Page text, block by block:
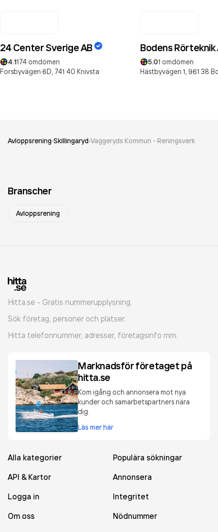
24 Center Sverige AB
4.1174 omdömen
Forsbyvägen 6D, 741 40 Knivsta
Bodens Rörteknik
5.01 omdömen
Hästbyvägen 1, 961 38
Avloppsrening Skillingaryd Vaggeryds Kommun - Reningsverk
Branscher
Avloppsrening
Hitta.se - Gratis nummerupplysning.
Sök företag, personer och platser.
Hitta telefonnummer, adresser, företagsinfo mm.
Marknadsför företaget på
hitta.se
Kom igång och annonsera mot nya
kunder och samarbetspartners nära
dig.
Läs mer här
Alla kategorier
Populära sökningar
API & Kartor
Annonsera
Logga in
Integritet
Om oss
Nödnummer